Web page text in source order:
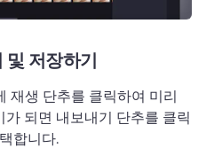
및 저장하기
재생 단추를 클릭하여 미리
가 되면 내보내기 단추를 클릭
합니다.